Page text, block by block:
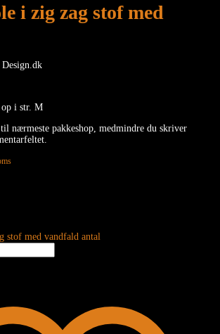
i zig zag stof med
op i str. M
til nærmeste pakkeshop, medmindre du skriver
stof med vandfald antal